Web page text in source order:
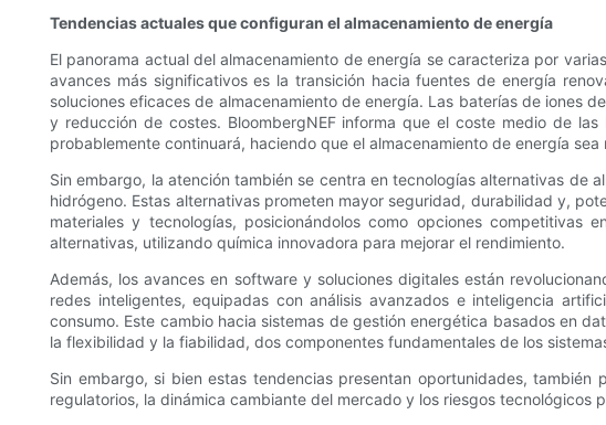
Tendencias actuales que configuran el almacenamiento de energía
El panorama actual del almacenamiento de energía se caracteriza por
avances más significativos es la transición hacia fuentes de energía
soluciones eficaces de almacenamiento de energía. Las baterías de iones
y reducción de costes. BloombergNEF informa que el coste medio de
probablemente continuará, haciendo que el almacenamiento de energía
Sin embargo, la atención también se centra en tecnologías alternativas de
hidrógeno. Estas alternativas prometen mayor seguridad, durabilidad y,
materiales y tecnologías, posicionándolos como opciones
alternativas, utilizando química innovadora para mejorar el rendimiento.
Además, los avances en software y soluciones digitales están
redes inteligentes, equipadas con análisis avanzados e inteligencia
consumo. Este cambio hacia sistemas de gestión energética basados ​​en
la flexibilidad y la fiabilidad, dos componentes fundamentales de los
Sin embargo, si bien estas tendencias presentan oportunidades,
regulatorios, la dinámica cambiante del mercado y los riesgos